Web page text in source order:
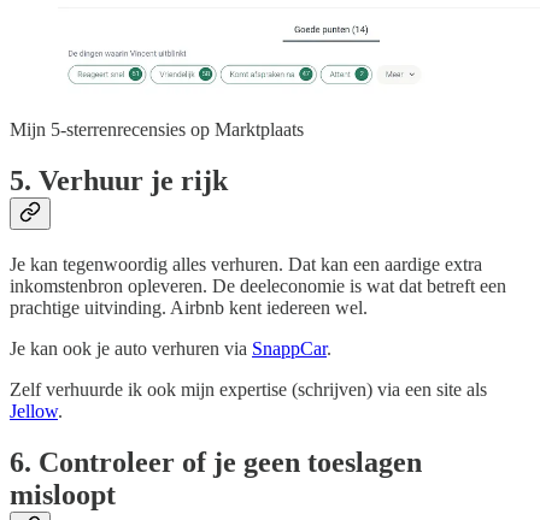
Mijn 5-sterrenrecensies op Marktplaats
5. Verhuur je rijk
Je kan tegenwoordig alles verhuren. Dat kan een aardige extra
inkomstenbron opleveren. De deeleconomie is wat dat betreft een
prachtige uitvinding. Airbnb kent iedereen wel.
Je kan ook je auto verhuren via SnappCar.
Zelf verhuurde ik ook mijn expertise (schrijven) via een site als
Jellow.
6. Controleer of je geen toeslagen
misloopt